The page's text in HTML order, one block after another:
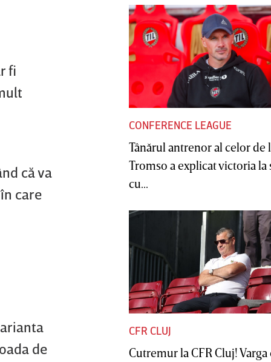
fi
că va
care
de
CONFERENCE LEAGUE
Tânărul antrenor al celor de
Tromso a explicat victoria la
cu...
CFR CLUJ
Cutremur la CFR Cluj! Varga